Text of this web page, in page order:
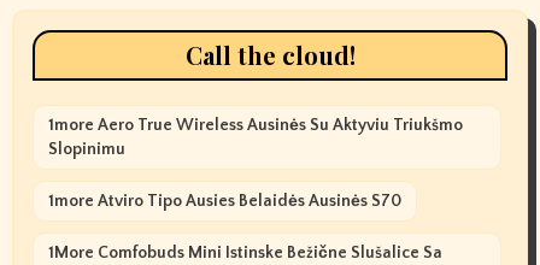
Call the cloud!
1more Aero True Wireless Ausinės Su Aktyviu Triukšmo
Slopinimu
1more Atviro Tipo Ausies Belaidės Ausinės S70
1More Comfobuds Mini Istinske Bežične Slušalice Sa